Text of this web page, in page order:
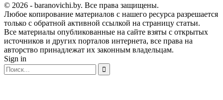
© 2026 - baranovichi.by. Все права защищены.
Любое копирование материалов с нашего ресурса разрешается
только с обратной активной ссылкой на страницу статьи.
Все материалы опубликованные на сайте взяты с открытых
источников и других порталов интернета, все права на
авторство принадлежат их законным владельцам.
Sign in